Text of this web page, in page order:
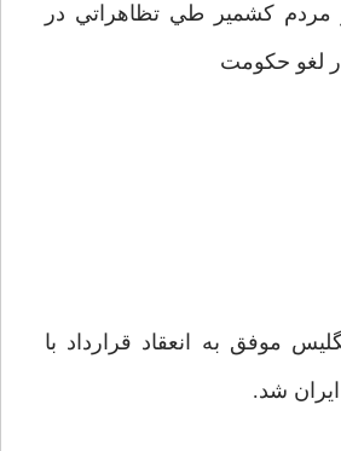
مردم کشمير طي تظاهراتي در
لغو حکومت
موفق به انعقاد قرارداد با
شد.